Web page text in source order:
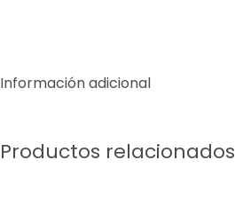
Información adicional
Productos relacionados